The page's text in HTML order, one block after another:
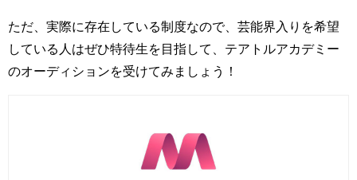
ただ、実際に存在している制度なので、芸能界入りを希望
している人はぜひ特待生を目指して、テアトルアカデミー
のオーディションを受けてみましょう！